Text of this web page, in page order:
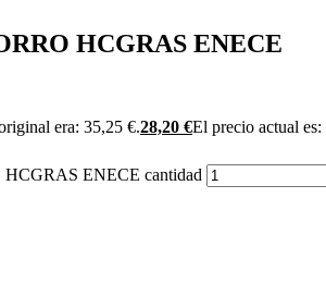
HCGRAS ENECE
era: 35,25 €.28,20 €El precio actual
ENECE cantidad